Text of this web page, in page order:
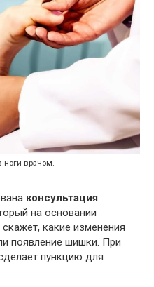
ноги врачом.
консультация
на основании
какие изменения
появление шишки. При
пункцию для